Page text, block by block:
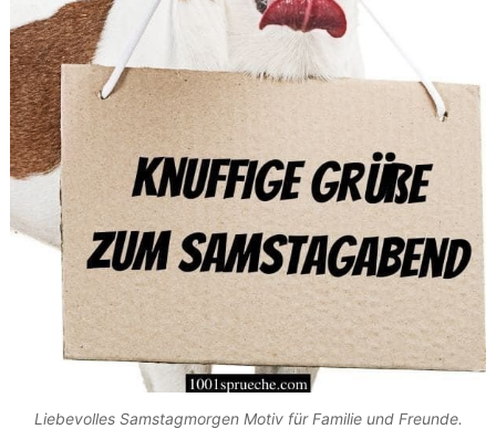
Liebevolles Samstagmorgen Motiv für Familie und Freunde.